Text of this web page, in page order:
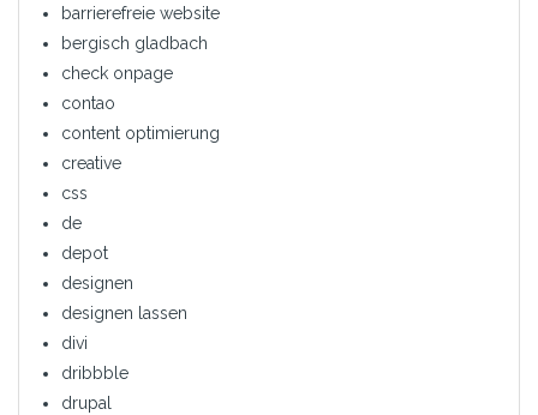
barrierefreie website
bergisch gladbach
check onpage
contao
content optimierung
creative
css
de
depot
designen
designen lassen
divi
dribbble
drupal